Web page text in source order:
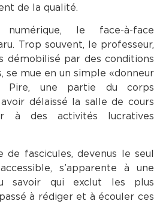
de la qualité.
le face-à-face
Trop souvent, le professeur,
démobilisé par des conditions
se mue en un simple « donneur
Pire, une partie du corps
délaissé la salle de cours
à des activités lucratives
de fascicules, devenus le seul
s’apparente à une
savoir qui exclut les plus
à rédiger et à écouler ces